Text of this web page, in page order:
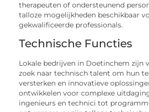
therapeuten of ondersteunend
talloze mogelijkheden beschikbaar
gekwalificeerde professionals.
Technische Functies
Lokale bedrijven in Doetinchem zijn
zoek naar technisch talent om hun
versterken en innovatieve
ontwikkelen voor complexe
ingenieurs en technici tot